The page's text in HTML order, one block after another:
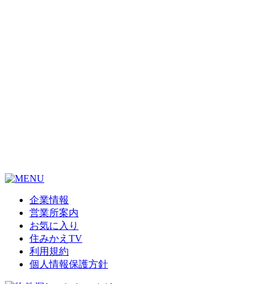
企業情報
営業所案内
お気に入り
住みかえTV
利用規約
個人情報保護方針